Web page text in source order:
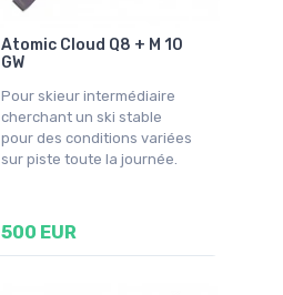
Atomic Cloud Q8 + M 10
GW
Pour skieur intermédiaire
cherchant un ski stable
pour des conditions variées
sur piste toute la journée.
500 EUR